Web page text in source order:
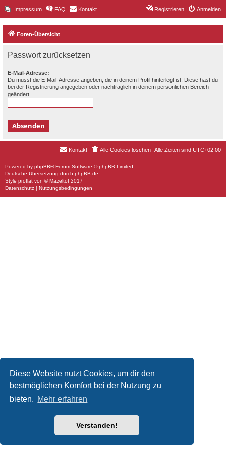
Diese Website nutzt Cookies, um dir den
bestmöglichen Komfort bei der Nutzung zu
bieten. Mehr erfahren
Verstanden!
Impressum FAQ Kontakt Anmelden
Registrieren
Foren-Übersicht
Passwort zurücksetzen
E-Mail-Adresse:
Du musst die E-Mail-Adresse angeben, die in deinem Profil hinterlegt ist. Diese hast du
bei der Registrierung angegeben oder nachträglich in deinem persönlichen Bereich
geändert.
Alle Zeiten sind UTC+02:00
Alle Cookies löschen
Kontakt
Powered by phpBB® Forum Software © phpBB Limited
Deutsche Übersetzung durch phpBB.de
Style proflat von ©Mazeltof 2017
Datenschutz | Nutzungsbedingungen